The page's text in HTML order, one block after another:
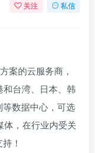
关注 私信
案的云服务商，
台湾、日本、韩
数据中心，可选
体，在行业内受关
！